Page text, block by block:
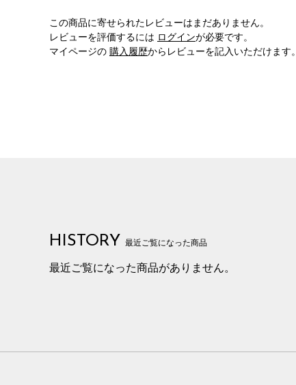
この商品に寄せられたレビューはまだありません。
レビューを評価するには ログインが必要です。
マイページの 購入履歴からレビューを記入いただけます。
HISTORY 最近ご覧になった商品
最近ご覧になった商品がありません。